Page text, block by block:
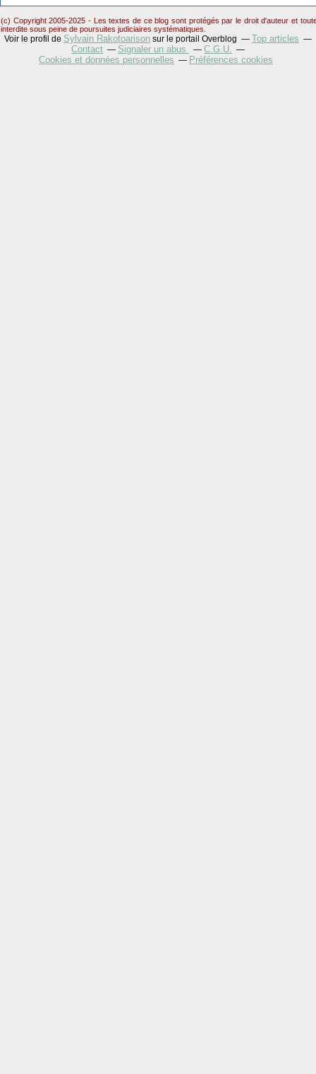
(c) Copyright 2005-2025 - Les textes de ce blog sont protégés par le droit d'auteur et
interdite sous peine de poursuites judiciaires systématiques.
Voir le profil de Sylvain Rakotoarison sur le portail Overblog
Top articles
Contact
Signaler un abus
C.G.U.
Cookies et données personnelles
Préférences cookies